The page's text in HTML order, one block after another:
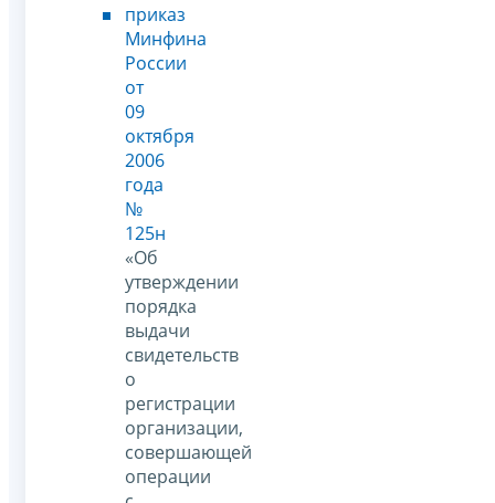
приказ
Минфина
России
от
09
октября
2006
года
№
125н
«Об
утверждении
порядка
выдачи
свидетельств
о
регистрации
организации,
совершающей
операции